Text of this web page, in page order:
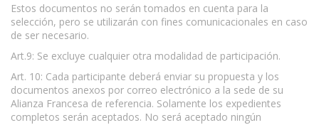
Estos documentos no serán tomados en cuenta para la
selección, pero se utilizarán con fines comunicacionales en caso
de ser necesario.
Art.9: Se excluye cualquier otra modalidad de participación.
Art. 10: Cada participante deberá enviar su propuesta y los
documentos anexos por correo electrónico a la sede de su
Alianza Francesa de referencia. Solamente los expedientes
completos serán aceptados. No será aceptado ningún